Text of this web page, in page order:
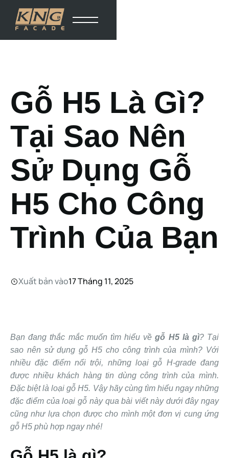
Gỗ H5 Là Gì?
Tại Sao Nên
Sử Dụng Gỗ
H5 Cho Công
Trình Của Bạn
Xuất bản vào17 Tháng 11, 2025
Bạn đang thắc mắc muốn tìm hiểu vềgỗ H5 là gì? Tại
sao nên sử dụng gỗ H5 cho công trình của mình? Với
nhiều đặc điểm nổi trội, những loại gỗ H-grade đang
được nhiều khách hàng tin dùng công trình của mình.
Đặc biệt là loại gỗ H5. Vậy hãy cùng tìm hiểu ngay những
đặc điểm của loại gỗ này qua bài viết này dưới đây ngay
cũng như lựa chọn được cho mình một đơn vị cung ứng
gỗ H5 phù hợp ngay nhé!